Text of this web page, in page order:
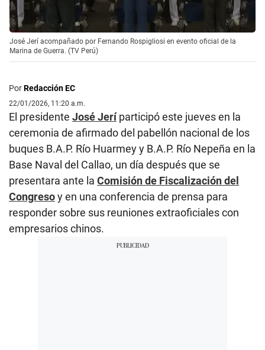
José Jerí acompañado por Fernando Rospigliosi en evento oficial de la
Marina de Guerra. (TV Perú)
PorRedacción EC
22/01/2026, 11:20 a.m.
El presidente José Jeríparticipó este jueves en la
ceremonia de afirmado del pabellón nacional de los
buques B.A.P. Río Huarmey y B.A.P. Río Nepeña en la
Base Naval del Callao, un día después que se
presentara ante la Comisión de Fiscalización del
Congresoy en una conferencia de prensa para
responder sobre sus reuniones extraoficiales con
empresarios chinos.